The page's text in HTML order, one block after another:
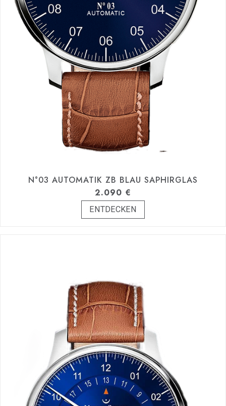
N°03 AUTOMATIK ZB BLAU SAPHIRGLAS
2.090 €
ENTDECKEN